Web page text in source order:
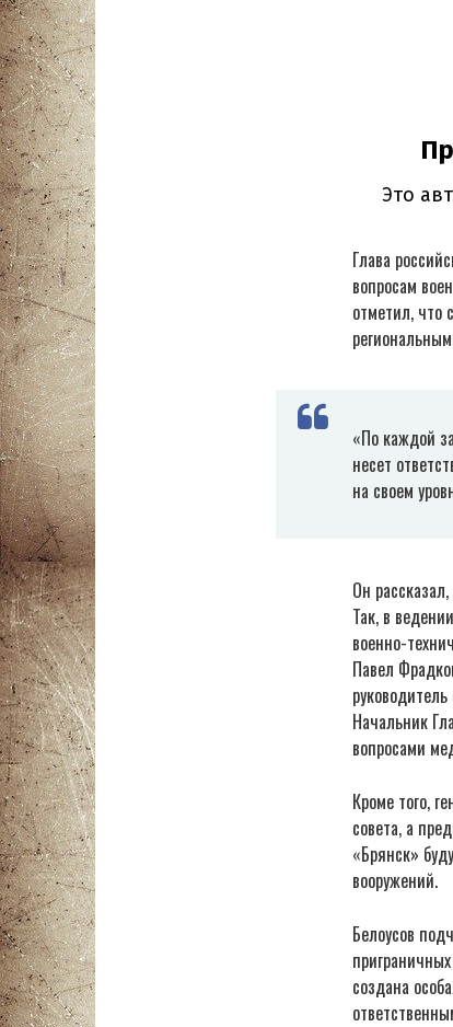
Глава
вопросам
отметил, что
«По каждой
несет
на своем
Он
Так, в
военно-
Павел
Начальник
вопросами
Кроме того,
совета, а
«Брянск»
вооружений.
Белоусов
создана